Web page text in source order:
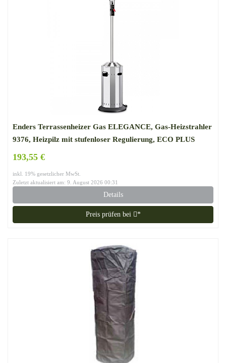
Enders Terrassenheizer Gas ELEGANCE, Gas-Heizstrahler
9376, Heizpilz mit stufenloser Regulierung, ECO PLUS
193,55 €
inkl. 19% gesetzlicher MwSt.
Zuletzt aktualisiert am: 9. August 2026 00:31
Details
Preis prüfen bei *